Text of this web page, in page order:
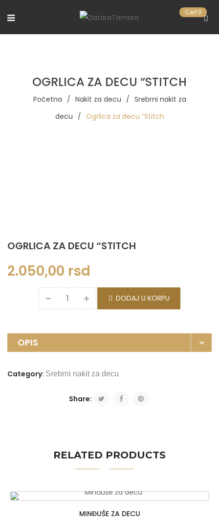
Cart 0
OGRLICA ZA DECU “STITCH
Početna / Nakit za decu / Srebrni nakit za
decu / Ogrlica za decu “Stitch
OGRLICA ZA DECU “STITCH
2.050,00 rsd
DODAJ U KORPU
OPIS
Category: Srebrni nakit za decu
Share:
RELATED PRODUCTS
MINĐUŠE ZA DECU